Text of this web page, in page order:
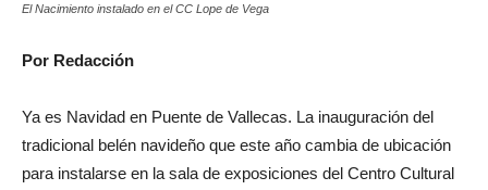
El Nacimiento instalado en el CC Lope de Vega
Por Redacción
Ya es Navidad en Puente de Vallecas. La inauguración del
tradicional belén navideño que este año cambia de ubicación
para instalarse en la sala de exposiciones del Centro Cultural